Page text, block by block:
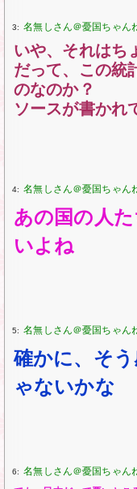
3:
いや、それはち
だって、この統
のなのか？
ソースが書かれ
4:
あの国の人
いよね
5:
確かに、そ
ゃないかな
6: